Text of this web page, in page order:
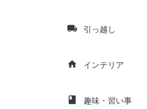
local_shipping 引っ越し
home インテリア
class 趣味・習い事